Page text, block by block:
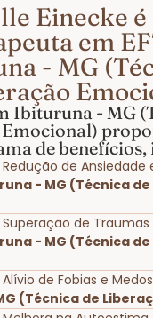
Einecke
em
- MG
Ibituruna - MG
de
de Ansiedade
- MG (Técnica
de
- MG (Técnica
de Fobias e
(Técnica de